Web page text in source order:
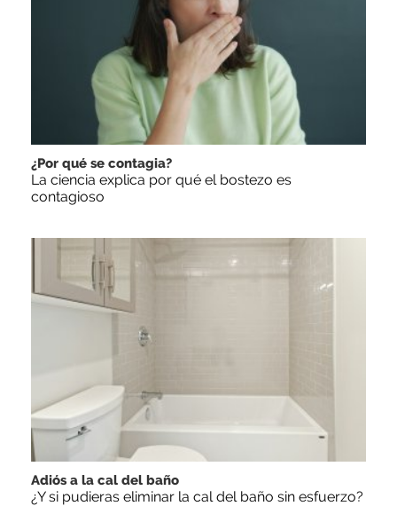
¿Por qué se contagia?
La ciencia explica por qué el bostezo es
contagioso
Adiós a la cal del baño
¿Y si pudieras eliminar la cal del baño sin esfuerzo?